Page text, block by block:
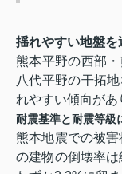
揺れやすい地盤を
熊本平野の西部
八代平野の干拓
れやすい傾向があ
耐震基準と耐震等級
熊本地震での被害
の建物の倒壊率